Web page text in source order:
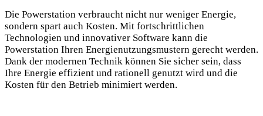
Die Powerstation verbraucht nicht nur weniger Energie,
sondern spart auch Kosten. Mit fortschrittlichen
Technologien und innovativer Software kann die
Powerstation Ihren Energienutzungsmustern gerecht werden.
Dank der modernen Technik können Sie sicher sein, dass
Ihre Energie effizient und rationell genutzt wird und die
Kosten für den Betrieb minimiert werden.